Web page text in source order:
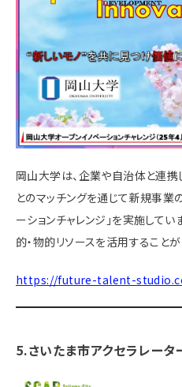
岡山大学は、企業や自治体と連携
とのマッチングを通じて新規事業
ーションチャレンジ」を実施して
的・物的リソースを活用すること
https://future-talent-
5.さいたま市アクセラレータ